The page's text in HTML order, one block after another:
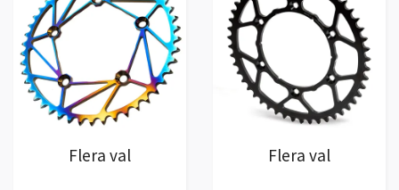
Flera val Flera val